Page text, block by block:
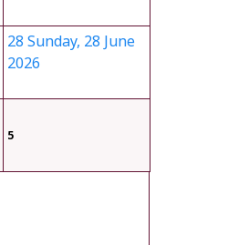
28 Sunday, 28 June
2026
5